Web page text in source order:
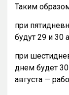
Таким
при
будут 29 и 30
при
днем будет 30
августа —